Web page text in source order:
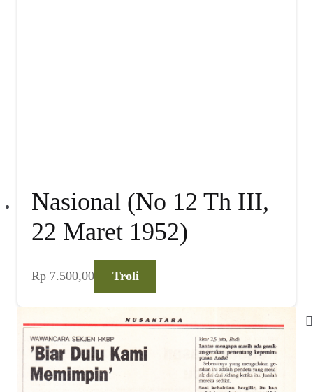
Nasional (No 12 Th III,
22 Maret 1952)
Rp 7.500,00 Troli